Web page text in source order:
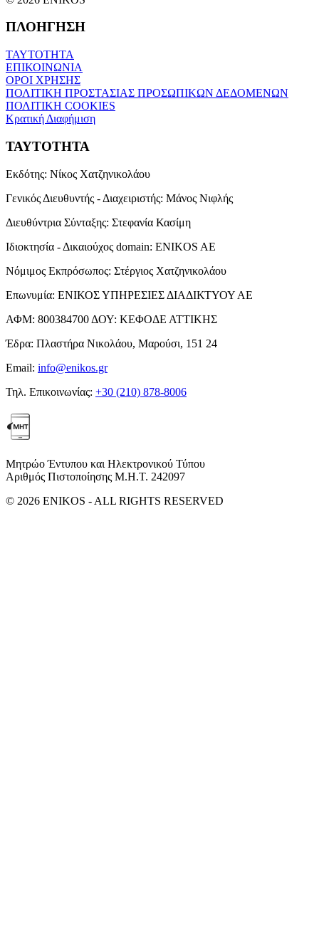
ΠΛΟΗΓΗΣΗ
ΤΑΥΤΟΤΗΤΑ
ΕΠΙΚΟΙΝΩΝΙΑ
ΟΡΟΙ ΧΡΗΣΗΣ
ΠΟΛΙΤΙΚΗ ΠΡΟΣΤΑΣΙΑΣ ΠΡΟΣΩΠΙΚΩΝ ΔΕΔΟΜΕΝΩΝ
ΠΟΛΙΤΙΚΗ COOKIES
Κρατική Διαφήμιση
ΤΑΥΤΟΤΗΤΑ
Εκδότης: Νίκος Χατζηνικολάου
Γενικός Διευθυντής - Διαχειριστής: Μάνος Νιφλής
Διευθύντρια Σύνταξης: Στεφανία Κασίμη
Ιδιοκτησία - Δικαιούχος domain: ENIKOS AE
Νόμιμος Εκπρόσωπος: Στέργιος Χατζηνικολάου
Επωνυμία: ΕΝΙΚΟΣ ΥΠΗΡΕΣΙΕΣ ΔΙΑΔΙΚΤΥΟΥ ΑΕ
ΑΦΜ: 800384700 ΔΟΥ: ΚΕΦΟΔΕ ΑΤΤΙΚΗΣ
Έδρα: Πλαστήρα Νικολάου, Μαρούσι, 151 24
Email: info@enikos.gr
Τηλ. Επικοινωνίας: +30 (210) 878-8006
Μητρώο Έντυπου και Ηλεκτρονικού Τύπου
Αριθμός Πιστοποίησης Μ.Η.Τ. 242097
© 2026 ENIKOS - ALL RIGHTS RESERVED